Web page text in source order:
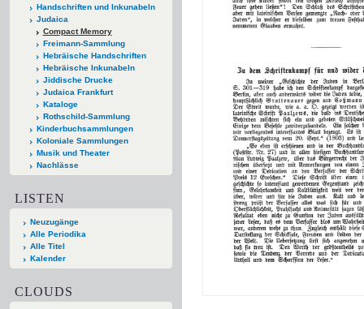
Handschriften und Inkunabeln
Judaica
Compact Memory
Freimann-Sammlung
Hebräische Handschriften
Hebräische Inkunabeln
Jiddische Drucke
Judaica Frankfurt
Kataloge
Rothschild-Sammlung
Kinderbuchsammlungen
Koloniale Sammlungen
Musik und Theater
Nachlässe
LISTEN
Neuzugänge
Alle Periodika
Alle Titel
Kalender
CLOUDS